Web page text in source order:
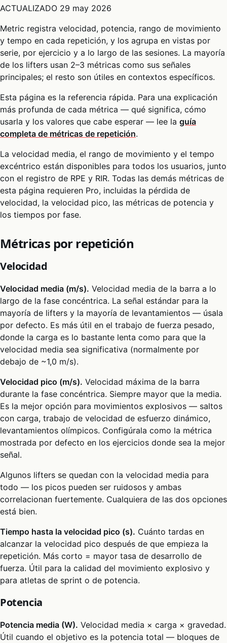
ACTUALIZADO 29 may 2026
Metric registra velocidad, potencia, rango de movimiento
y tempo en cada repetición, y los agrupa en vistas por
serie, por ejercicio y a lo largo de las sesiones. La mayoría
de los lifters usan 2–3 métricas como sus señales
principales; el resto son útiles en contextos específicos.
Esta página es la referencia rápida. Para una explicación
más profunda de cada métrica — qué significa, cómo
usarla y los valores que cabe esperar — lee la guía
completa de métricas de repetición.
La velocidad media, el rango de movimiento y el tempo
excéntrico están disponibles para todos los usuarios, junto
con el registro de RPE y RIR. Todas las demás métricas de
esta página requieren Pro, incluidas la pérdida de
velocidad, la velocidad pico, las métricas de potencia y
los tiempos por fase.
Métricas por repetición
Velocidad
Velocidad media (m/s). Velocidad media de la barra a lo
largo de la fase concéntrica. La señal estándar para la
mayoría de lifters y la mayoría de levantamientos — úsala
por defecto. Es más útil en el trabajo de fuerza pesado,
donde la carga es lo bastante lenta como para que la
velocidad media sea significativa (normalmente por
debajo de ~1,0 m/s).
Velocidad pico (m/s). Velocidad máxima de la barra
durante la fase concéntrica. Siempre mayor que la media.
Es la mejor opción para movimientos explosivos — saltos
con carga, trabajo de velocidad de esfuerzo dinámico,
levantamientos olímpicos. Configúrala como la métrica
mostrada por defecto en los ejercicios donde sea la mejor
señal.
Algunos lifters se quedan con la velocidad media para
todo — los picos pueden ser ruidosos y ambas
correlacionan fuertemente. Cualquiera de las dos opciones
está bien.
Tiempo hasta la velocidad pico (s). Cuánto tardas en
alcanzar la velocidad pico después de que empieza la
repetición. Más corto = mayor tasa de desarrollo de
fuerza. Útil para la calidad del movimiento explosivo y
para atletas de sprint o de potencia.
Potencia
Potencia media (W). Velocidad media × carga × gravedad.
Útil cuando el objetivo es la potencia total — bloques de